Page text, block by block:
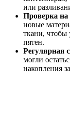
или
Проверка на
новые
ткани, чтобы
пятен.
Регулярная
могли
накопления